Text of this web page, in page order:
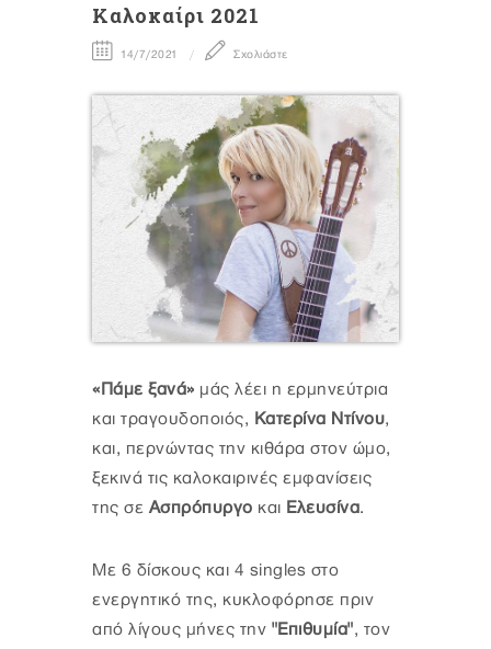
Καλοκαίρι 2021
14/7/2021 Σχολιάστε
«Πάμε ξανά» μάς λέει η ερμηνεύτρια
και τραγουδοποιός, Κατερίνα Ντίνου,
και, περνώντας την κιθάρα στον ώμο,
ξεκινά τις καλοκαιρινές εμφανίσεις
της σε Ασπρόπυργο και Ελευσίνα.
Με 6 δίσκους και 4 singles στο
ενεργητικό της, κυκλοφόρησε πριν
από λίγους μήνες την "Επιθυμία", τον